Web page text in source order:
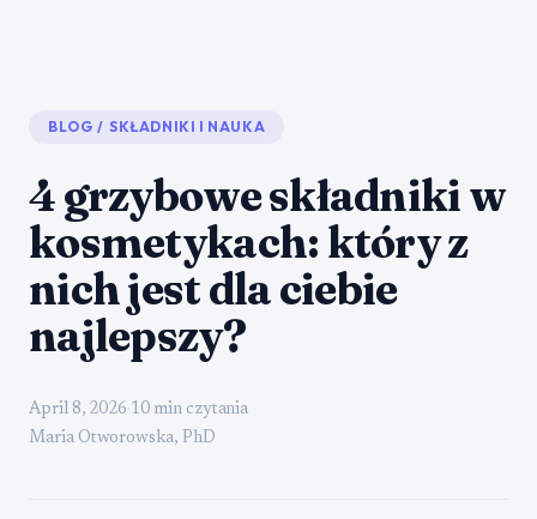
BLOG / SKŁADNIKI I NAUKA
4 grzybowe składniki w
kosmetykach: który z
nich jest dla ciebie
najlepszy?
April 8, 2026· 10 min czytania
Maria Otworowska, PhD